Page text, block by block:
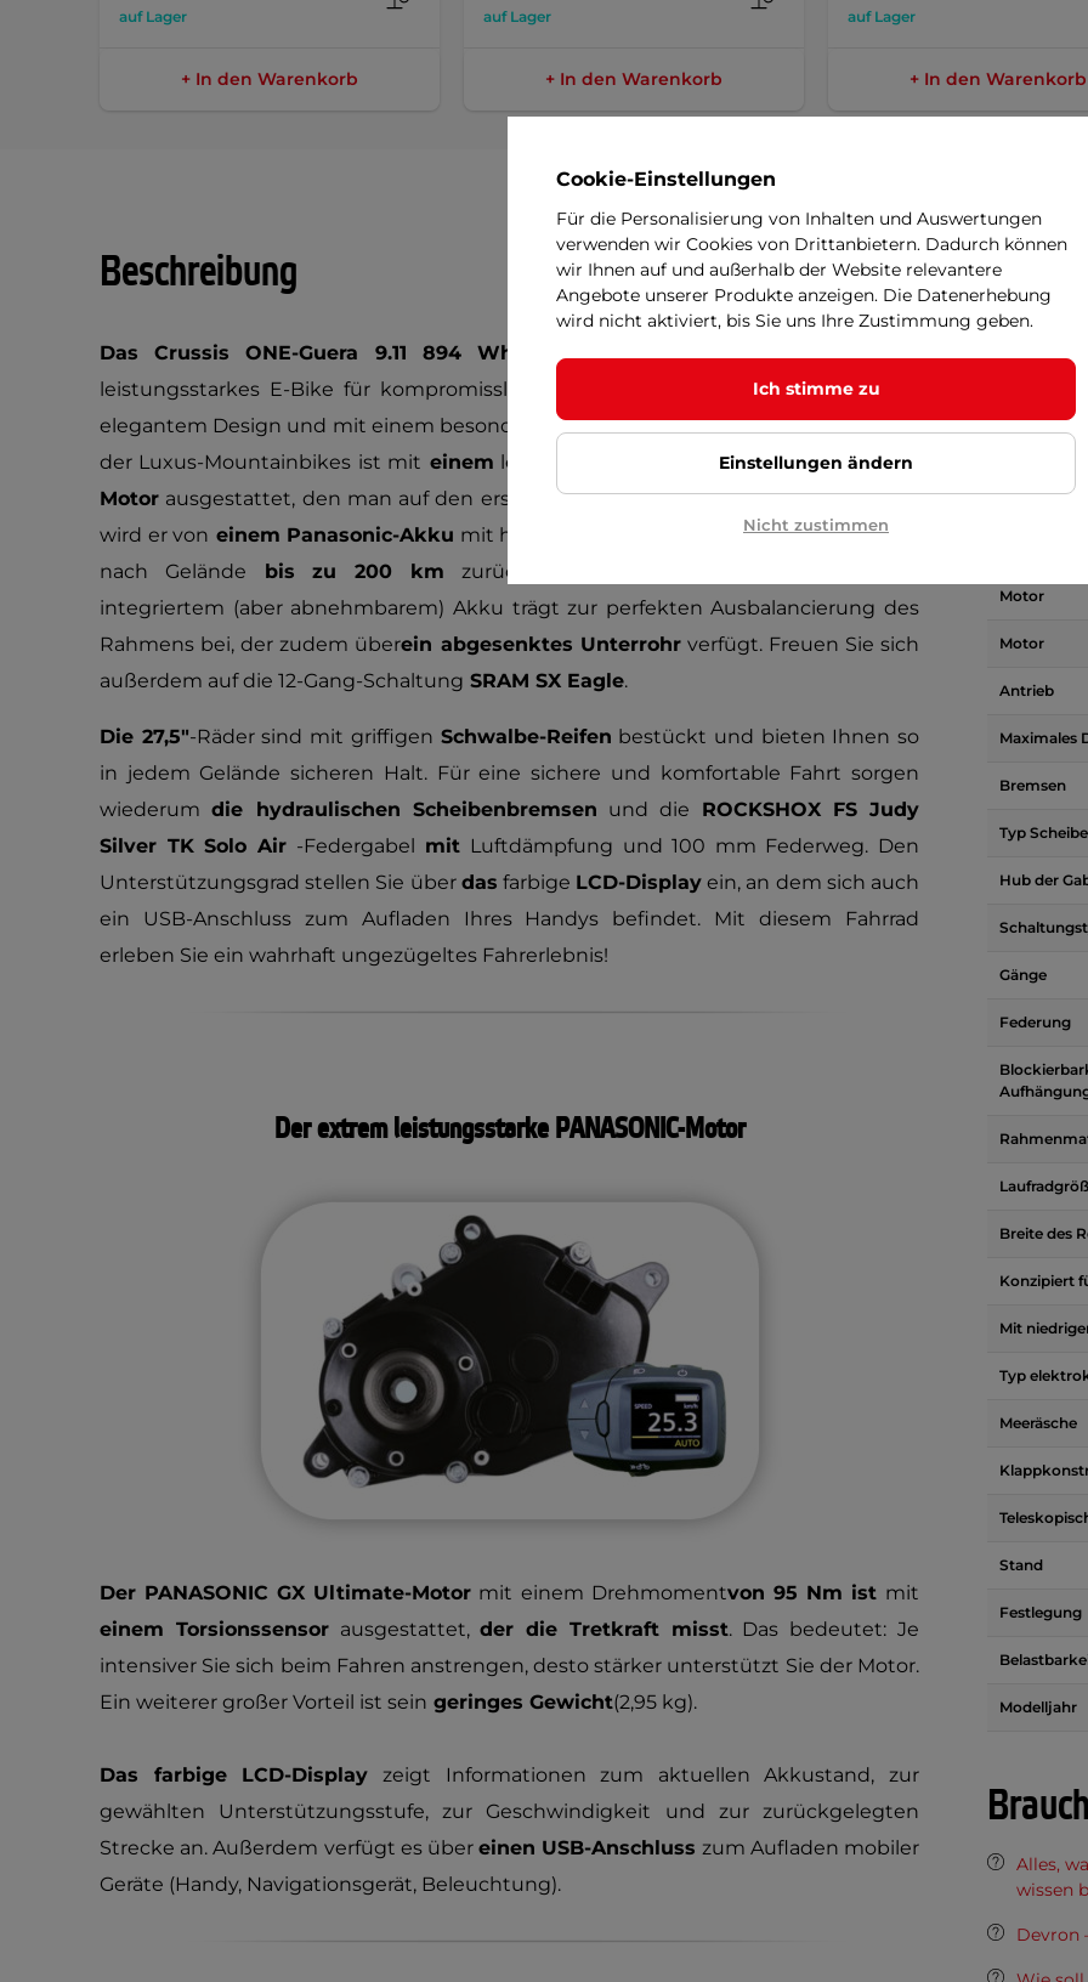
auf Lager
+ In den Warenkorb
auf Lager
+ In den Warenkorb
auf Lager
+ In den Warenkorb
Beschreibung
Das Crussis ONE-Guera 9.11 894 Wh 27,5"Mountain-E-Bikeist ein extrem
leistungsstarkes E-Bike für kompromissloses Fahren auf jedem Untergrund – in
elegantem Design und mit einem besonders leistungsstarken Akku! Die „9er“-Serie
der Luxus-Mountainbikes ist mit einem leistungsstarken
Panasonic GX Ultimate-
Motor ausgestattet, den man auf den ersten Blick gar nicht bemerkt. Angetrieben
wird er von einem Panasonic-Akku mit hoher Kapazität ( 24,85 Ah), mit dem Sie je
nach Gelände bis zu 200 km zurücklegen können! Der Mittelmotor mit
integriertem (aber abnehmbarem) Akku trägt zur perfekten Ausbalancierung des
Rahmens bei, der zudem überein abgesenktes Unterrohrverfügt. Freuen Sie sich
außerdem auf die 12-Gang-Schaltung SRAM SX Eagle.
Die 27,5"-Räder sind mit griffigen Schwalbe-Reifen bestückt und bieten Ihnen so
in jedem Gelände sicheren Halt. Für eine sichere und komfortable Fahrt sorgen
wiederumdie hydraulischen Scheibenbremsen und die ROCKSHOX FS Judy
Silver TK Solo Air -Federgabel mit Luftdämpfung und 100 mm Federweg. Den
Unterstützungsgrad stellen Sie über das farbige LCD-Display ein, an dem sich auch
ein USB-Anschluss zum Aufladen Ihres Handys befindet. Mit diesem Fahrrad
erleben Sie ein wahrhaft ungezügeltes Fahrerlebnis!
Der extrem leistungsstarke PANASONIC-Motor
Der PANASONIC GX Ultimate-Motor mit einem Drehmomentvon 95 Nm ist mit
einem Torsionssensorausgestattet,der die Tretkraft misst. Das bedeutet: Je
intensiver Sie sich beim Fahren anstrengen, desto stärker unterstützt Sie der Motor.
Ein weiterer großer Vorteil ist sein geringes Gewicht(2,95 kg).
Das farbige LCD-Display zeigt Informationen zum aktuellen Akkustand, zur
gewählten Unterstützungsstufe, zur Geschwindigkeit und zur zurückgelegten
Strecke an. Außerdem verfügt es übereinen USB-Anschluss zum Aufladen mobiler
Geräte (Handy, Navigationsgerät, Beleuchtung).
Farbe
Motor
Motor
Antrieb
Maximales
Bremsen
Typ
Hub der
Gänge
Federung
Breite des
Konzipiert
Mit
Typ
Meeräsche
Stand
Festlegung
Modelljahr
Alles,
wissen
Devron
Cookie-Einstellungen
Für die Personalisierung von Inhalten und Auswertungen
verwenden wir Cookies von Drittanbietern. Dadurch können
wir Ihnen auf und außerhalb der Website relevantere
Angebote unserer Produkte anzeigen. Die Datenerhebung
wird nicht aktiviert, bis Sie uns Ihre Zustimmung geben.
Ich stimme zu
Einstellungen ändern
Nicht zustimmen